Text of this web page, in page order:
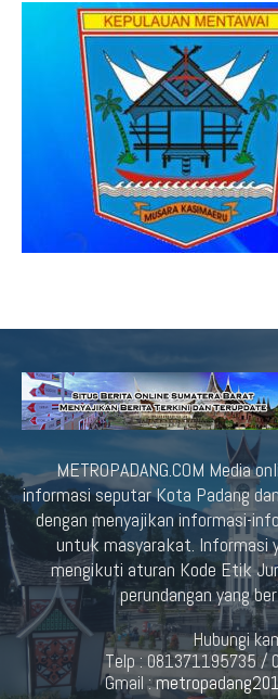
METROPADANG.COM Media
informasi seputar Kota Padang
dengan menyajikan informasi-
untuk masyarakat. Informasi
mengikuti aturan Kode Etik
perundangan yang
Hubungi
Telp : 081371195735 /
Gmail :